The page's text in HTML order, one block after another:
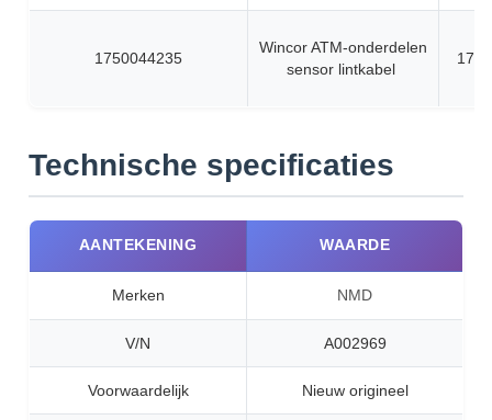
1750044235
Wincor ATM-onderdelen
sensor lintkabel
Technische specificaties
AANTEKENING WAARDE
Merken NMD
V/N A002969
Voorwaardelijk Nieuw origineel